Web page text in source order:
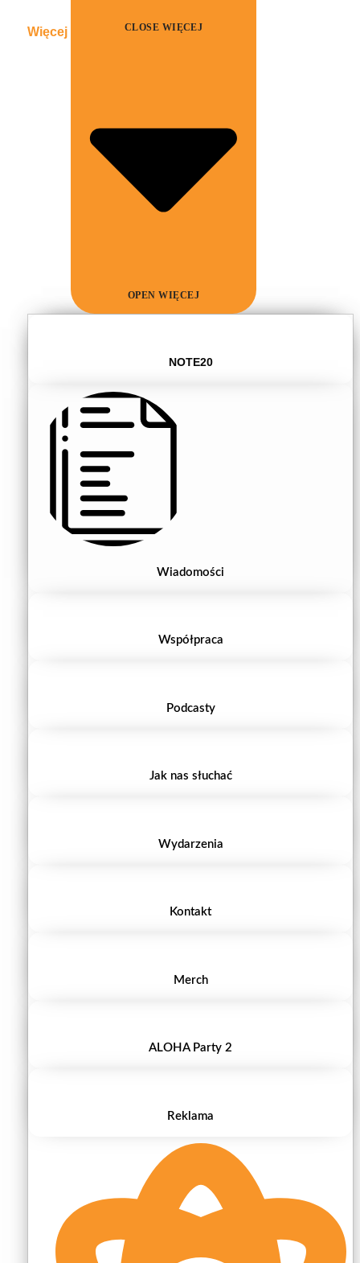
Więcej CLOSE WIĘCEJ
OPEN WIĘCEJ
NOTE20
Wiadomości
Współpraca
Podcasty
Jak nas słuchać
Wydarzenia
Kontakt
Merch
ALOHA Party 2
Reklama